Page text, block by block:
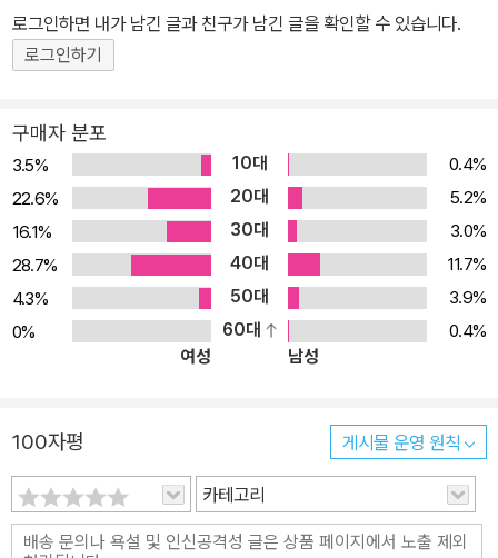
로그인하면 내가 남긴 글과 친구가 남긴 글을 확인할 수 있습니다.
로그인하기
구매자 분포
3.5% 10대
0.4%
22.6%
20대
5.2%
16.1%
30대
3.0%
28.7%
40대
11.7%
4.3%
50대
3.9%
0%
60대
0.4%
여성
남성
100자평 게시물 운영 원칙
카테고리